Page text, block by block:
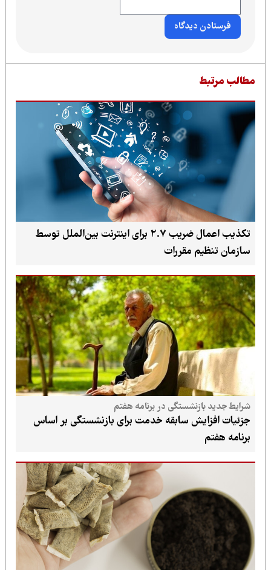
مرتبط
تکذیب اعمال ضریب ۲.۷ برای اینترنت بین‌الملل توسط
سازمان تنظیم مقررات
شرایط جدید بازنشستگی در برنامه هفتم
جزئیات افزایش سابقه خدمت برای بازنشستگی بر اساس
برنامه هفتم